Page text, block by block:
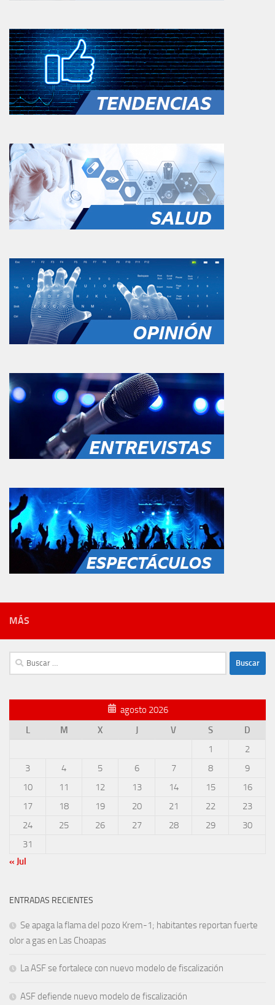
MÁS
Buscar:
agosto 2026
L
M X J V S
D
1
2
3
4 5 6 7 8
9
10
11 12 13 14 15
16
17
18 19 20 21 22
23
24
25 26 27 28 29
30
31
« Jul
ENTRADAS RECIENTES
Se apaga la flama del pozo Krem-1; habitantes reportan fuerte
olor a gas en Las Choapas
La ASF se fortalece con nuevo modelo de fiscalización
ASF defiende nuevo modelo de fiscalización